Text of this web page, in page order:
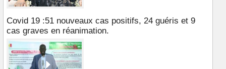
Covid 19 :51 nouveaux cas positifs, 24 guéris et 9
cas graves en réanimation.